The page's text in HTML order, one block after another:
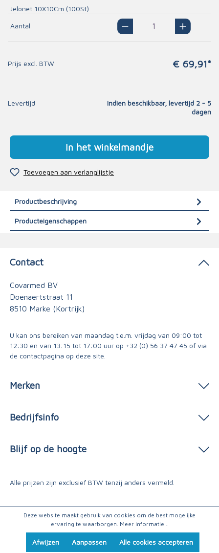
Jelonet 10X10Cm (100St)
Aantal
Prijs excl. BTW € 69,91*
Levertijd
Indien beschikbaar, levertijd 2 - 5
dagen
In het winkelmandje
Toevoegen aan verlanglijstje
Productbeschrijving
Producteigenschappen
Contact
Covarmed BV
Doenaertstraat 11
8510 Marke (Kortrijk)
U kan ons bereiken van maandag t.e.m. vrijdag van 09:00 tot
12:30 en van 13:15 tot 17:00 uur op +32 (0) 56 37 47 45 of via
de contactpagina op deze site.
Merken
Bedrijfsinfo
Blijf op de hoogte
Alle prijzen zijn exclusief BTW tenzij anders vermeld.
Deze website maakt gebruik van cookies om de best mogelijke
ervaring te waarborgen. Meer informatie...
Afwijzen Aanpassen Alle cookies accepteren